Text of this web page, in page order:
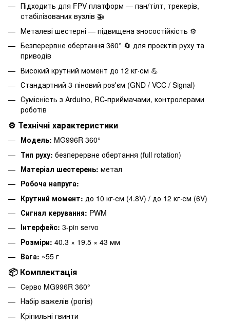
Підходить для FPV платформ — пан/тілт, трекерів,
стабілізованих вузлів 🚁
Металеві шестерні — підвищена зносостійкість ⚙️
Безперервне обертання 360° 🔄 для проєктів руху та
приводів
Високий крутний момент до 12 кг·см 💪
Стандартний 3-піновий розʼєм (GND / VCC / Signal)
Сумісність з Arduino, RC-приймачами, контролерами
роботів
⚙️ Технічні характеристики
Модель: MG996R 360°
Тип руху: безперервне обертання (full rotation)
Матеріал шестерень: метал
Робоча напруга:
Крутний момент: до 10 кг·см (4.8V) / до 12 кг·см (6V)
Сигнал керування: PWM
Інтерфейс: 3-pin servo
Розміри: 40.3 × 19.5 × 43 мм
Вага: ~55 г
📦 Комплектація
Серво MG996R 360°
Набір важелів (рогів)
Кріпильні гвинти